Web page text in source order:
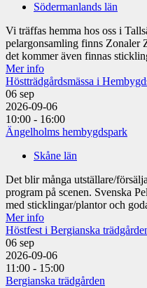
Södermanlands län
Vi träffas hemma hos oss i
pelargonsamling finns Zonaler
det kommer även finnas
Mer info
Höstträdgårdsmässa i
06 sep
2026-09-06
10:00 - 16:00
Ängelholms hembygdspark
Skåne län
Det blir många utställare/
program på scenen. Svenska
med sticklingar/plantor och
Mer info
Höstfest i Bergianska
06 sep
2026-09-06
11:00 - 15:00
Bergianska trädgården